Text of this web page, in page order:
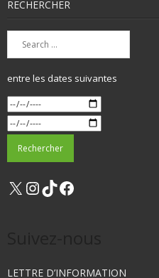
RECHERCHER
entre les dates suivantes
X Instagram
TikTok
LETTRE D’INFORMATION